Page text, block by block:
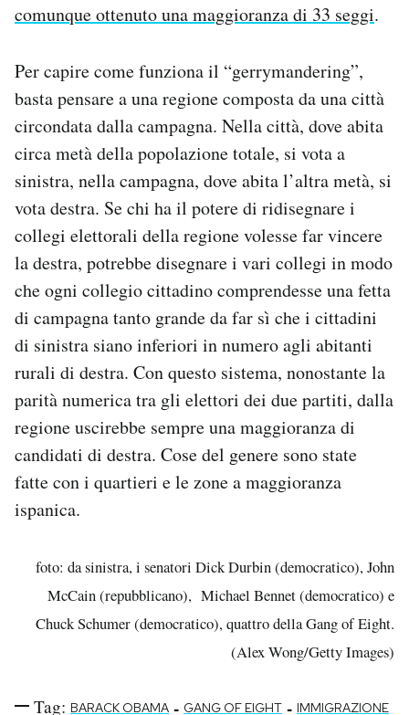
comunque ottenuto una maggioranza di 33 seggi.
Per capire come funziona il “gerrymandering”,
basta pensare a una regione composta da una città
circondata dalla campagna. Nella città, dove abita
circa metà della popolazione totale, si vota a
sinistra, nella campagna, dove abita l’altra metà, si
vota destra. Se chi ha il potere di ridisegnare i
collegi elettorali della regione volesse far vincere
la destra, potrebbe disegnare i vari collegi in modo
che ogni collegio cittadino comprendesse una fetta
di campagna tanto grande da far sì che i cittadini
di sinistra siano inferiori in numero agli abitanti
rurali di destra. Con questo sistema, nonostante la
parità numerica tra gli elettori dei due partiti, dalla
regione uscirebbe sempre una maggioranza di
candidati di destra. Cose del genere sono state
fatte con i quartieri e le zone a maggioranza
ispanica.
foto: da sinistra, i senatori Dick Durbin (democratico), John
McCain (repubblicano), Michael Bennet (democratico) e
Chuck Schumer (democratico), quattro della Gang of Eight.
(Alex Wong/Getty Images)
Tag: BARACK OBAMA - GANG OF EIGHT - IMMIGRAZIONE